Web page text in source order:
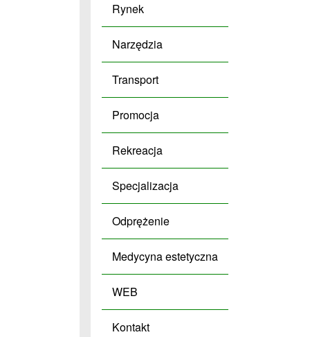
Rynek
Narzędzia
Transport
Promocja
Rekreacja
Specjalizacja
Odprężenie
Medycyna estetyczna
WEB
Kontakt